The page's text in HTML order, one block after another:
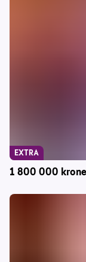
1 800 000
EXTRA